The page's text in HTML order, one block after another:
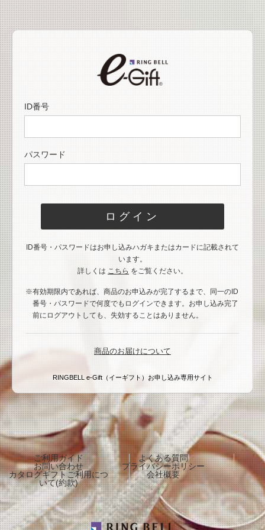
RINGBELL e-Gift（イーギフト）お申し込み専用サイト
ID番号
パスワード
ログイン
ID番号・パスワードはお申し込みハガキまたはカードに記載されて
います。
詳しくは こちら をご覧ください。
有効期限内であれば、商品のお申込みが完了するまで、同一のID
番号・パスワードで何度でもログインできます。お申し込み完了
前にログアウトしても、失効することはありません。
商品のお届けについて
ご利用ガイド
よくある質問
お問い合わせ
プライバシーポリシー
カタログギフトご利用につ
いて(約款)
会社概要